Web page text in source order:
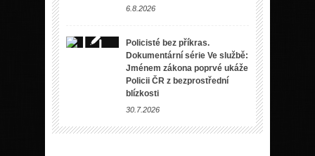
6.8.2026
Policisté bez příkras.
Dokumentární série Ve službě:
Jménem zákona poprvé ukáže
Policii ČR z bezprostřední
blízkosti
30.7.2026